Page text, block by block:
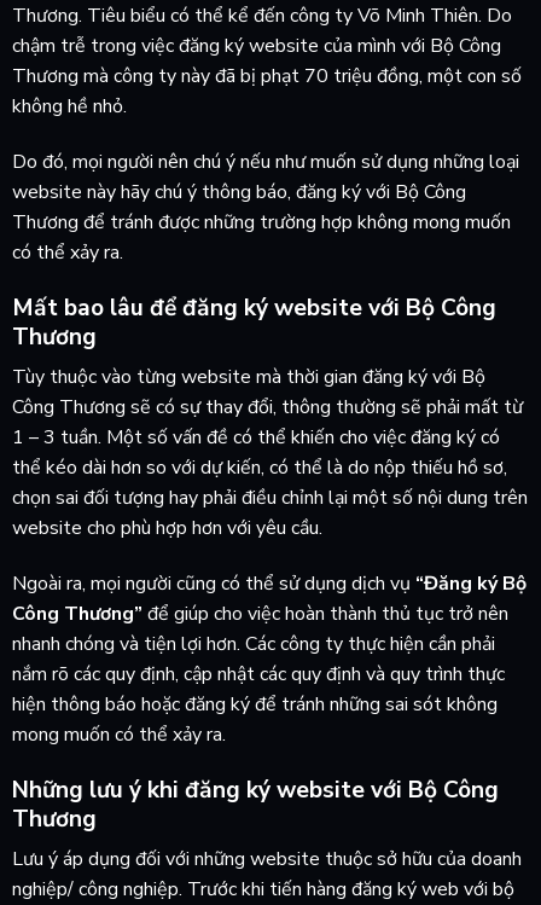
Thương. Tiêu biểu có thể kể đến công ty Võ Minh Thiên. Do
chậm trễ trong việc đăng ký website của mình với Bộ Công
Thương mà công ty này đã bị phạt 70 triệu đồng, một con số
không hề nhỏ.
Do đó, mọi người nên chú ý nếu như muốn sử dụng những loại
website này hãy chú ý thông báo, đăng ký với Bộ Công
Thương để tránh được những trường hợp không mong muốn
có thể xảy ra.
Mất bao lâu để đăng ký website với Bộ Công
Thương
Tùy thuộc vào từng website mà thời gian đăng ký với Bộ
Công Thương sẽ có sự thay đổi, thông thường sẽ phải mất từ
1 – 3 tuần. Một số vấn đề có thể khiến cho việc đăng ký có
thể kéo dài hơn so với dự kiến, có thể là do nộp thiếu hồ sơ,
chọn sai đối tượng hay phải điều chỉnh lại một số nội dung trên
website cho phù hợp hơn với yêu cầu.
Ngoài ra, mọi người cũng có thể sử dụng dịch vụ “Đăng ký Bộ
Công Thương” để giúp cho việc hoàn thành thủ tục trở nên
nhanh chóng và tiện lợi hơn. Các công ty thực hiện cần phải
nắm rõ các quy định, cập nhật các quy định và quy trình thực
hiện thông báo hoặc đăng ký để tránh những sai sót không
mong muốn có thể xảy ra.
Những lưu ý khi đăng ký website với Bộ Công
Thương
Lưu ý áp dụng đối với những website thuộc sở hữu của doanh
nghiệp/ công nghiệp. Trước khi tiến hàng đăng ký web với bộ